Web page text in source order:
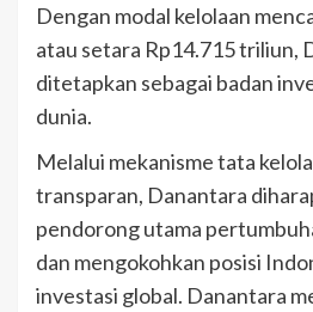
Dengan modal kelolaan
atau setara Rp14.715 triliun,
ditetapkan sebagai badan
dunia.
Melalui mekanisme tata
transparan, Danantara
pendorong utama
dan mengokohkan posisi
investasi global. Danantara